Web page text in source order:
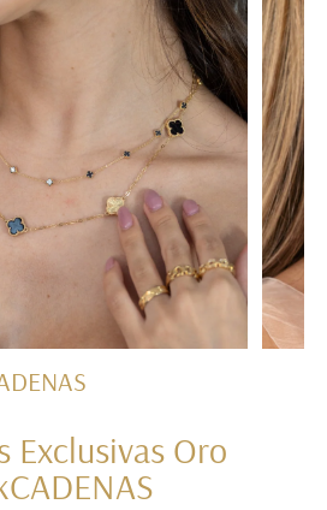
Exclusivas Oro